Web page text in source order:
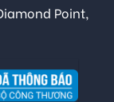
Point,